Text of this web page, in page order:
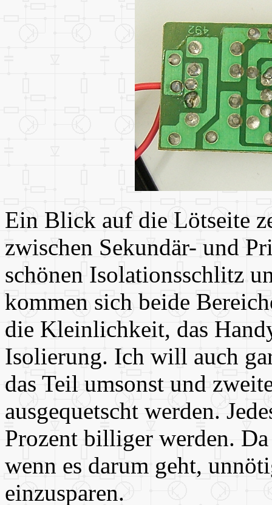
Ein Blick auf die Lötseite
zwischen Sekundär- und
schönen Isolationsschlitz
kommen sich beide
die Kleinlichkeit, das
Isolierung. Ich will auch
das Teil umsonst und
ausgequetscht werden.
Prozent billiger werden.
wenn es darum geht,
einzusparen.